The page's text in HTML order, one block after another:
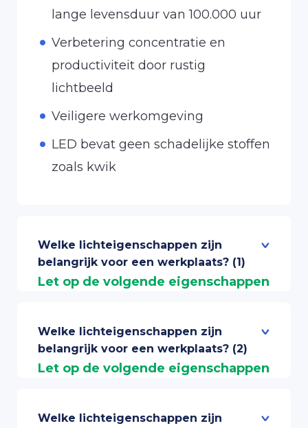
lange levensduur van 100.000 uur
Verbetering concentratie en
productiviteit door rustig
lichtbeeld
Veiligere werkomgeving
LED bevat geen schadelijke stoffen
zoals kwik
Welke lichteigenschappen zijn
belangrijk voor een werkplaats? (1)
Let op de volgende eigenschappen
Realiseer een optimale verlichte
werkplaats met de volgende wensen
en eisen.
De NEN-normen verwijzen naar de
Welke lichteigenschappen zijn
belangrijk voor een werkplaats? (2)
Let op de volgende eigenschappen
Lumen / Watt – Minimaal 110
Welke lichteigenschappen zijn